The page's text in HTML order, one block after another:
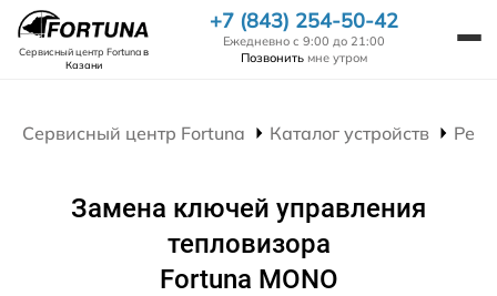
Сервисный центр Fortunaв
Казани
+7 (843) 254-50-42
Ежедневно с 9:00 до 21:00
Позвонить мне утром
Сервисный центр Fortuna Каталог устройств
Замена ключей управления
тепловизора
Fortuna MONO